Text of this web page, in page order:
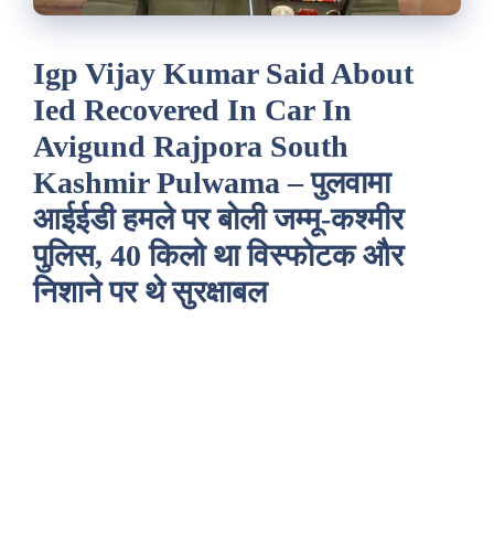
Igp Vijay Kumar Said About
Ied Recovered In Car In
Avigund Rajpora South
Kashmir Pulwama – पुलवामा
आईईडी हमले पर बोली जम्मू-कश्मीर
पुलिस, 40 किलो था विस्फोटक और
निशाने पर थे सुरक्षाबल